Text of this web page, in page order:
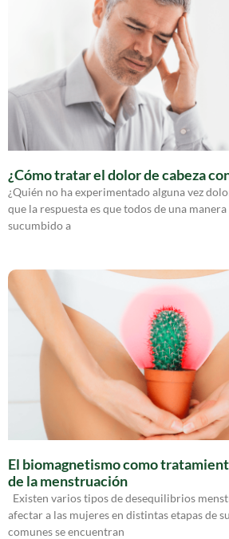
¿Cómo tratar el dolor de cabeza
¿Quién no ha experimentado alguna vez
que la respuesta es que todos de una
sucumbido a
El biomagnetismo como
de la menstruación
Existen varios tipos de desequilibrios
afectar a las mujeres en distintas etapas de
comunes se encuentran